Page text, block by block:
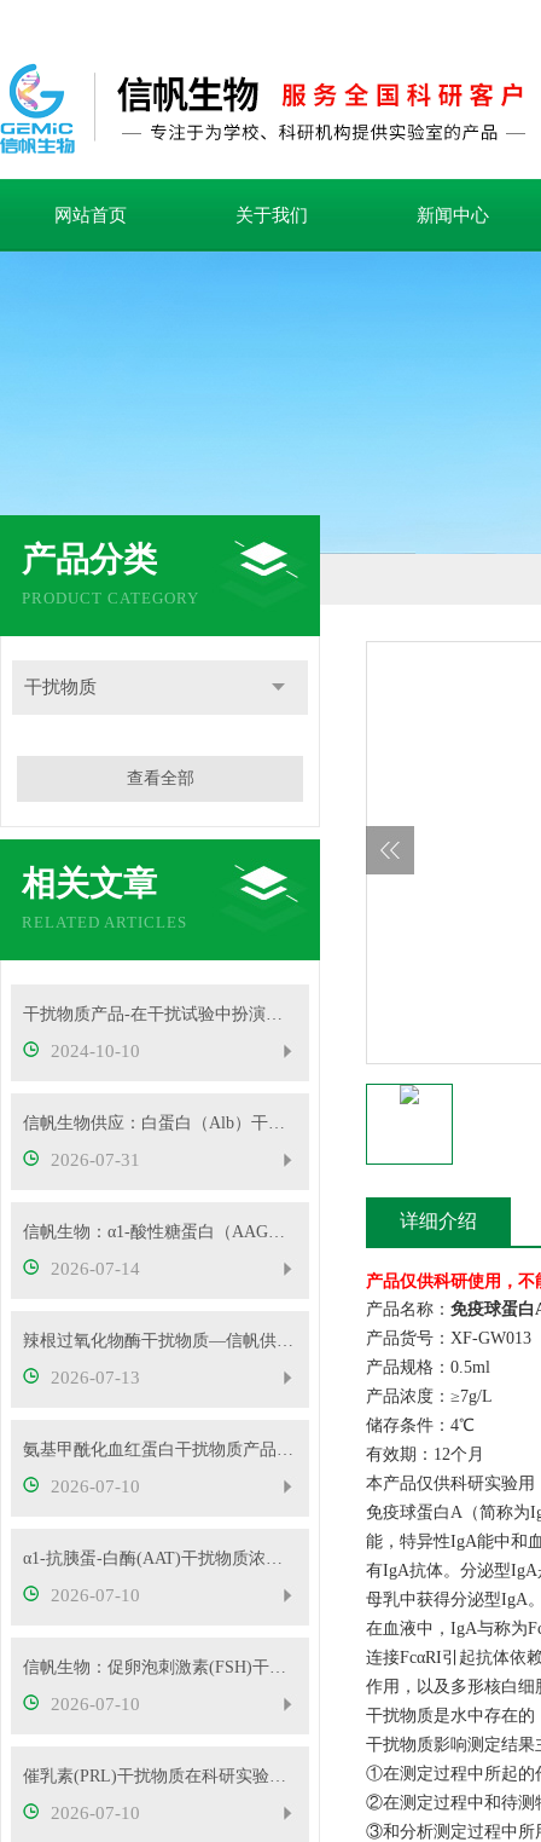
网站首页 关于我们 新闻中心
产品分类
PRODUCT CATEGORY
干扰物质
查看全部
相关文章
RELATED ARTICLES
干扰物质产品-在干扰试验中扮演着重要角色
2024-10-10
信帆生物供应：白蛋白（Alb）干扰物质
2026-07-31
信帆生物：α1-酸性糖蛋白（AAG）干扰物质使用说明
2026-07-14
辣根过氧化物酶干扰物质—信帆供应多种浓度
2026-07-13
氨基甲酰化血红蛋白干扰物质产品使用方法
2026-07-10
α1-抗胰蛋-白酶(AAT)干扰物质浓度可根据客户要求定制
2026-07-10
信帆生物：促卵泡刺激素(FSH)干扰物质使用方法
2026-07-10
催乳素(PRL)干扰物质在科研实验中的应用——南京信帆技术有限公司产品概述
2026-07-10
详细介绍
产品仅供科研使用，
产品名称： 免疫球蛋白
产品货号：XF-
产品规格：0.5ml
产品浓度：≥7g/L
储存条件：4℃
有效期：12个月
本产品仅供科研实验
免疫球蛋白A（简称为
能，特异性IgA能中和
有IgA抗体。分泌型
母乳中获得分泌型IgA
在血液中，IgA与称为
连接FcαRI引起抗体依
作用，以及多形核白
干扰物质是水中存在
干扰物质影响测定结果
①在测定过程中所起的
②在测定过程中和待测
③和分析测定过程中所